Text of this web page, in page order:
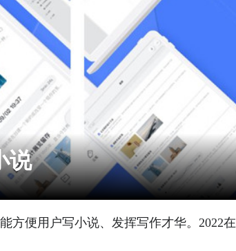
说
方便用户写小说、发挥写作才华。